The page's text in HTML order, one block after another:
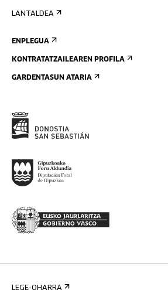
LANTALDEA
ENPLEGUA
KONTRATATZAILEAREN PROFILA
GARDENTASUN ATARIA
LEGE-OHARRA